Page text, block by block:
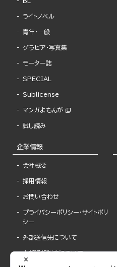
ライトノベル
青年・一般
グラビア・写真集
モーター誌
SPECIAL
Sublicense
マンガよもんが
試し読み
企業情報
会社概要
採用情報
お問い合わせ
プライバシーポリシー・サイトポリ
シー
外部送信先について
内部通報制度について